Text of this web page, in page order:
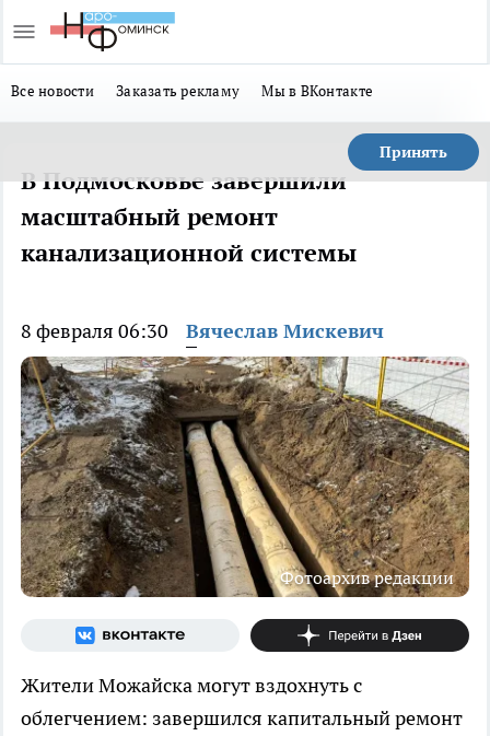
Все новости Заказать рекламу Мы в ВКонтакте
Принять
В Подмосковье завершили
масштабный ремонт
канализационной системы
8 февраля 06:30 Вячеслав Мискевич
Фотоархив редакции
Жители Можайска могут вздохнуть с
облегчением: завершился капитальный ремонт